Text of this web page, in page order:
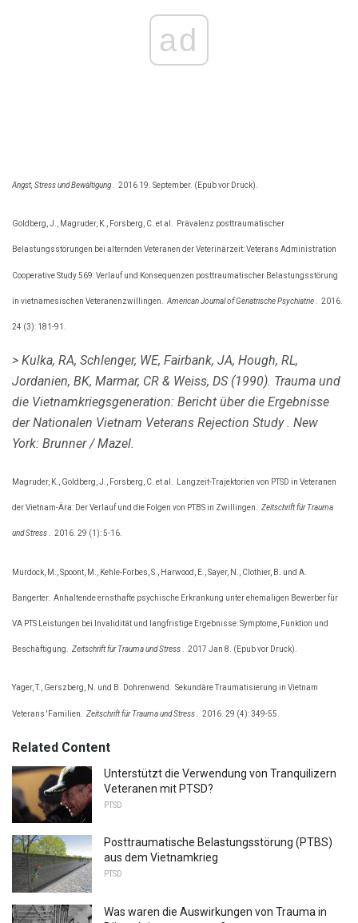
ad
Angst, Stress und Bewältigung 2016 19. September. (Epub vor Druck).
Goldberg, J., Magruder, K., Forsberg, C. et al. Prävalenz posttraumatischer
Belastungsstörungen bei alternden Veteranen der Veterinärzeit: Veterans Administration
Cooperative Study 569: Verlauf und Konsequenzen posttraumatischer Belastungsstörung
in vietnamesischen Veteranenzwillingen. American Journal of Geriatrische Psychiatrie 2016.
24 (3): 181-91.
> Kulka, RA, Schlenger, WE, Fairbank, JA, Hough, RL,
Jordanien, BK, Marmar, CR & Weiss, DS (1990). Trauma und
die Vietnamkriegsgeneration: Bericht über die Ergebnisse
der Nationalen Vietnam Veterans Rejection Study. New
York: Brunner / Mazel.
Magruder, K., Goldberg, J., Forsberg, C. et al. Langzeit-Trajektorien von PTSD in Veteranen
der Vietnam-Ära: Der Verlauf und die Folgen von PTBS in Zwillingen. Zeitschrift für Trauma
und Stress. 2016. 29 (1): 5-16.
Murdock, M., Spoont, M., Kehle-Forbes, S., Harwood, E., Sayer, N., Clothier, B. und A.
Bangerter. Anhaltende ernsthafte psychische Erkrankung unter ehemaligen Bewerber für
VA PTS Leistungen bei Invalidität und langfristige Ergebnisse: Symptome, Funktion und
Beschäftigung. Zeitschrift für Trauma und Stress. 2017 Jan 8. (Epub vor Druck).
Yager, T., Gerszberg, N. und B. Dohrenwend. Sekundäre Traumatisierung in Vietnam
Veterans 'Familien. Zeitschrift für Trauma und Stress 2016. 29 (4): 349-55.
Related Content
Unterstützt die Verwendung von Tranquilizern
Veteranen mit PTSD?
PTSD
Posttraumatische Belastungsstörung (PTBS)
aus dem Vietnamkrieg
PTSD
Was waren die Auswirkungen von Trauma in